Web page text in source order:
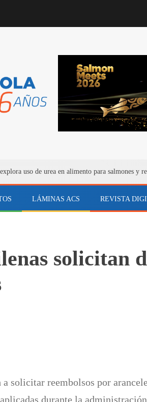
uso de urea en alimento para salmones y
LÁMINAS ACS REVISTA
solicitan
solicitar reembolsos por
durante la